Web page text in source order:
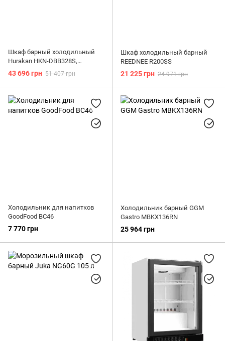
Шкаф барный холодильный
Hurakan HKN-DBB328S,
стекляные раздвижные двери
43 696 грн 51 407 грн
Шкаф холодильный барный
REEDNEE R200SS
21 225 грн 24 971 грн
Холодильник для напитков
GoodFood BC46
7 770 грн
Холодильник барный GGM
Gastro MBKX136RN
25 964 грн